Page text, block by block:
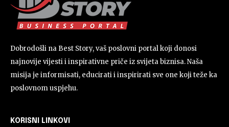
Dobrodošli na Best Story, vaš poslovni portal koji donosi
najnovije vijesti i inspirativne priče iz svijeta biznisa. Naša
misija je informisati, educirati i inspirirati sve one koji teže ka
poslovnom uspjehu.
KORISNI LINKOVI